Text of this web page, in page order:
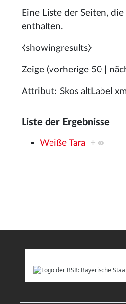
Eine Liste der Seiten,
enthalten.
⧼showingresults⧽
Zeige (vorherige 50
Attribut:
Liste der Ergebnisse
Weiße Tārā +